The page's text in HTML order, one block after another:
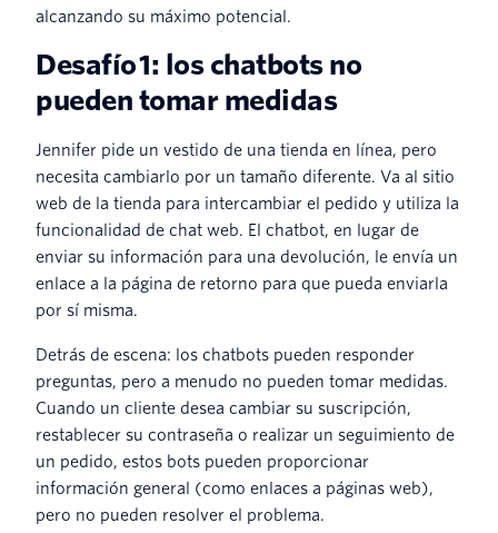
alcanzando su máximo potencial.
Desafío 1: los chatbots no
pueden tomar medidas
Jennifer pide un vestido de una tienda en línea, pero
necesita cambiarlo por un tamaño diferente. Va al sitio
web de la tienda para intercambiar el pedido y utiliza la
funcionalidad de chat web. El chatbot, en lugar de
enviar su información para una devolución, le envía un
enlace a la página de retorno para que pueda enviarla
por sí misma.
Detrás de escena: los chatbots pueden responder
preguntas, pero a menudo no pueden tomar medidas.
Cuando un cliente desea cambiar su suscripción,
restablecer su contraseña o realizar un seguimiento de
un pedido, estos bots pueden proporcionar
información general (como enlaces a páginas web),
pero no pueden resolver el problema.